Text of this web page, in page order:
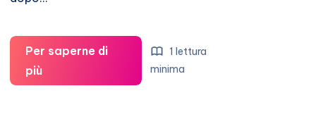
Per saperne di
piùAdrien
Brody
1 lettura
minima